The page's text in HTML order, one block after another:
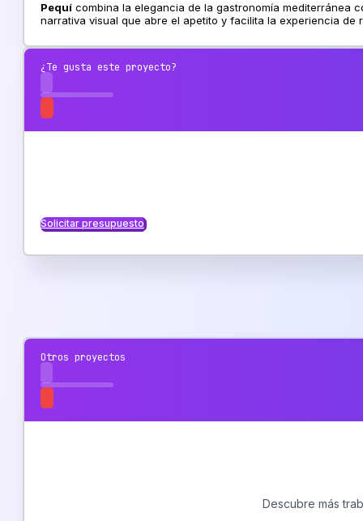
Pequí combina la elegancia de la gastronomía mediterránea
narrativa visual que abre el apetito y facilita la experiencia de
¿Te gusta este proyecto?
Solicitar presupuesto
Otros proyectos
Descubre más